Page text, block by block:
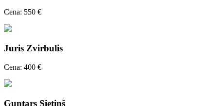
Cena: 550 €
Juris Zvirbulis
Cena: 400 €
Guntars Sietiņš